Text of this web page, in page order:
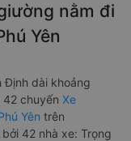
nằm đi
Yên
Định dài khoảng
chuyến Xe
Yên trên
42 nhà xe: Trọng